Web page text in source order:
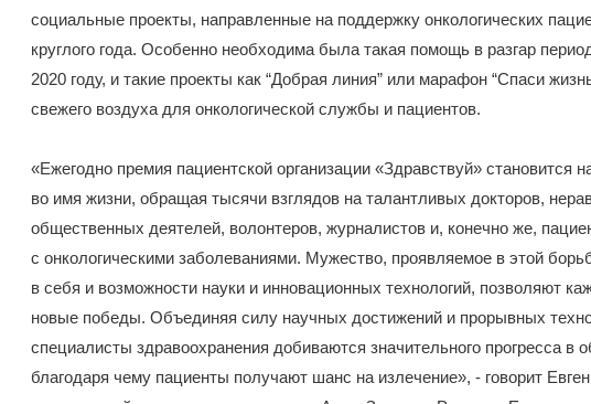
социальные проекты, направленные на поддержку онкологических
круглого года. Особенно необходима была такая помощь в разгар
2020 году, и такие проекты как “Добрая линия” или марафон “Спаси
свежего воздуха для онкологической службы и пациентов.
«Ежегодно премия пациентской организации «Здравствуй» становится
во имя жизни, обращая тысячи взглядов на талантливых докторов,
общественных деятелей, волонтеров, журналистов и, конечно же,
с онкологическими заболеваниями. Мужество, проявляемое в этой
в себя и возможности науки и инновационных технологий, позволяют
новые победы. Объединяя силу научных достижений и прорывных
специалисты здравоохранения добиваются значительного прогресса в
благодаря чему пациенты получают шанс на излечение», - говорит